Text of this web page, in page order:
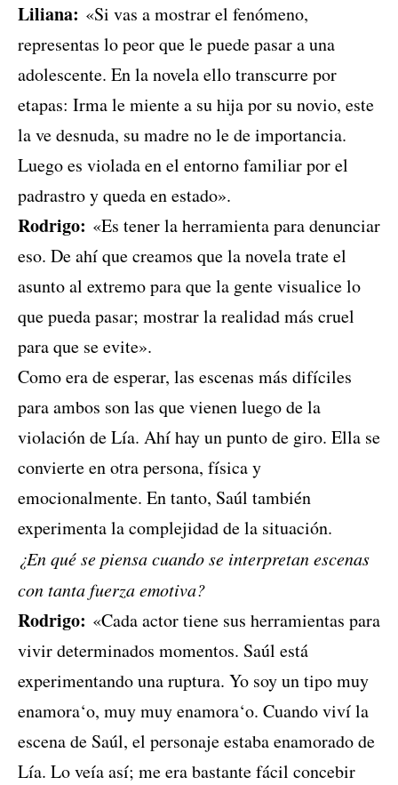
Liliana: «Si vas a mostrar el fenómeno,
representas lo peor que le puede pasar a una
adolescente. En la novela ello transcurre por
etapas: Irma le miente a su hija por su novio, este
la ve desnuda, su madre no le de importancia.
Luego es violada en el entorno familiar por el
padrastro y queda en estado».
Rodrigo: «Es tener la herramienta para denunciar
eso. De ahí que creamos que la novela trate el
asunto al extremo para que la gente visualice lo
que pueda pasar; mostrar la realidad más cruel
para que se evite».
Como era de esperar, las escenas más difíciles
para ambos son las que vienen luego de la
violación de Lía. Ahí hay un punto de giro. Ella se
convierte en otra persona, física y
emocionalmente. En tanto, Saúl también
experimenta la complejidad de la situación.
¿En qué se piensa cuando se interpretan escenas
con tanta fuerza emotiva?
Rodrigo: «Cada actor tiene sus herramientas para
vivir determinados momentos. Saúl está
experimentando una ruptura. Yo soy un tipo muy
enamora‘o, muy muy enamora‘o. Cuando viví la
escena de Saúl, el personaje estaba enamorado de
Lía. Lo veía así; me era bastante fácil concebir